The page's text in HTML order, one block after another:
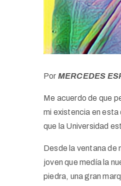
Por MERCEDES
Me acuerdo de que
mi existencia en esta
que la Universidad
Desde la ventana de
joven que medía la
piedra, una gran